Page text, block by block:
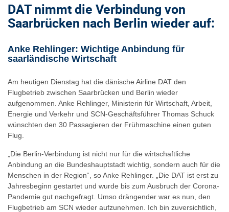
DAT nimmt die Verbindung von
Saarbrücken nach Berlin wieder auf:
Anke Rehlinger: Wichtige Anbindung für
saarländische Wirtschaft
Am heutigen Dienstag hat die dänische Airline DAT den
Flugbetrieb zwischen Saarbrücken und Berlin wieder
aufgenommen. Anke Rehlinger, Ministerin für Wirtschaft, Arbeit,
Energie und Verkehr und SCN-Geschäftsführer Thomas Schuck
wünschten den 30 Passagieren der Frühmaschine einen guten
Flug.
„Die Berlin-Verbindung ist nicht nur für die wirtschaftliche
Anbindung an die Bundeshauptstadt wichtig, sondern auch für die
Menschen in der Region“, so Anke Rehlinger. „Die DAT ist erst zu
Jahresbeginn gestartet und wurde bis zum Ausbruch der Corona-
Pandemie gut nachgefragt. Umso drängender war es nun, den
Flugbetrieb am SCN wieder aufzunehmen. Ich bin zuversichtlich,